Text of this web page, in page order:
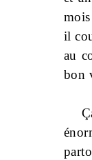
il
au
bon